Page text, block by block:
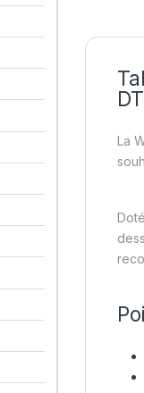
La